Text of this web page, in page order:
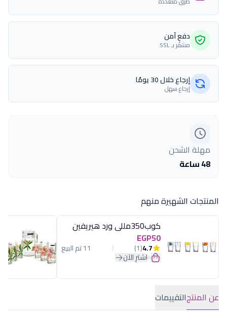
دفع آمن
مشفّر بـ SSL
إرجاع خلال 30 يومًا
إرجاع سهل
مهلة الشحن
48 ساعة
المنتجات الشهيرة منهم
كوب350مللى ورد هيريفين
EGP50
4.7
(1) 11 تم البيع
اشترِ الآن
عن المنتجالتقييمات